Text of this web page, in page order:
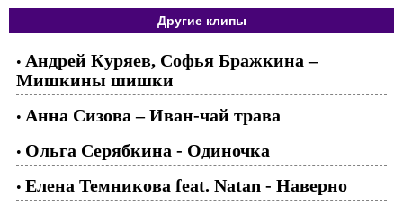
Другие клипы
• Андрей Куряев, Софья Бражкина –
Мишкины шишки
• Анна Сизова – Иван-чай трава
• Ольга Серябкина - Одиночка
• Елена Темникова feat. Natan - Наверно